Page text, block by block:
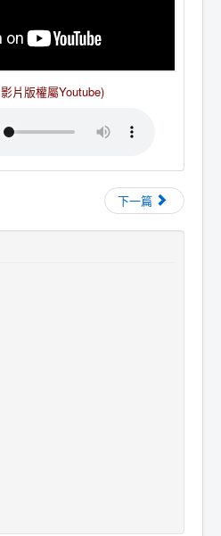
影片版權屬Youtube)
下一篇